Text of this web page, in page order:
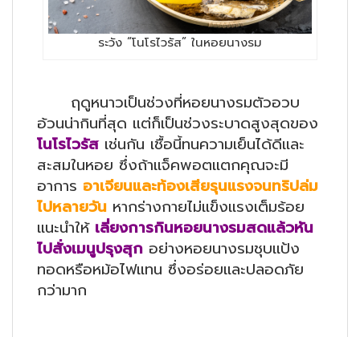
ระวัง “โนโรไวรัส” ในหอยนางรม
ฤดูหนาวเป็นช่วงที่หอยนางรมตัวอวบ
อ้วนน่ากินที่สุด แต่ก็เป็นช่วงระบาดสูงสุดของ
โนโรไวรัส เช่นกัน เชื้อนี้ทนความเย็นได้ดีและ
สะสมในหอย ซึ่งถ้าแจ็คพอตแตกคุณจะมี
อาการ อาเจียนและท้องเสียรุนแรงจนทริปล่ม
ไปหลายวัน หากร่างกายไม่แข็งแรงเต็มร้อย
แนะนำให้ เลี่ยงการกินหอยนางรมสดแล้วหัน
ไปสั่งเมนูปรุงสุก อย่างหอยนางรมชุบแป้ง
ทอดหรือหม้อไฟแทน ซึ่งอร่อยและปลอดภัย
กว่ามาก